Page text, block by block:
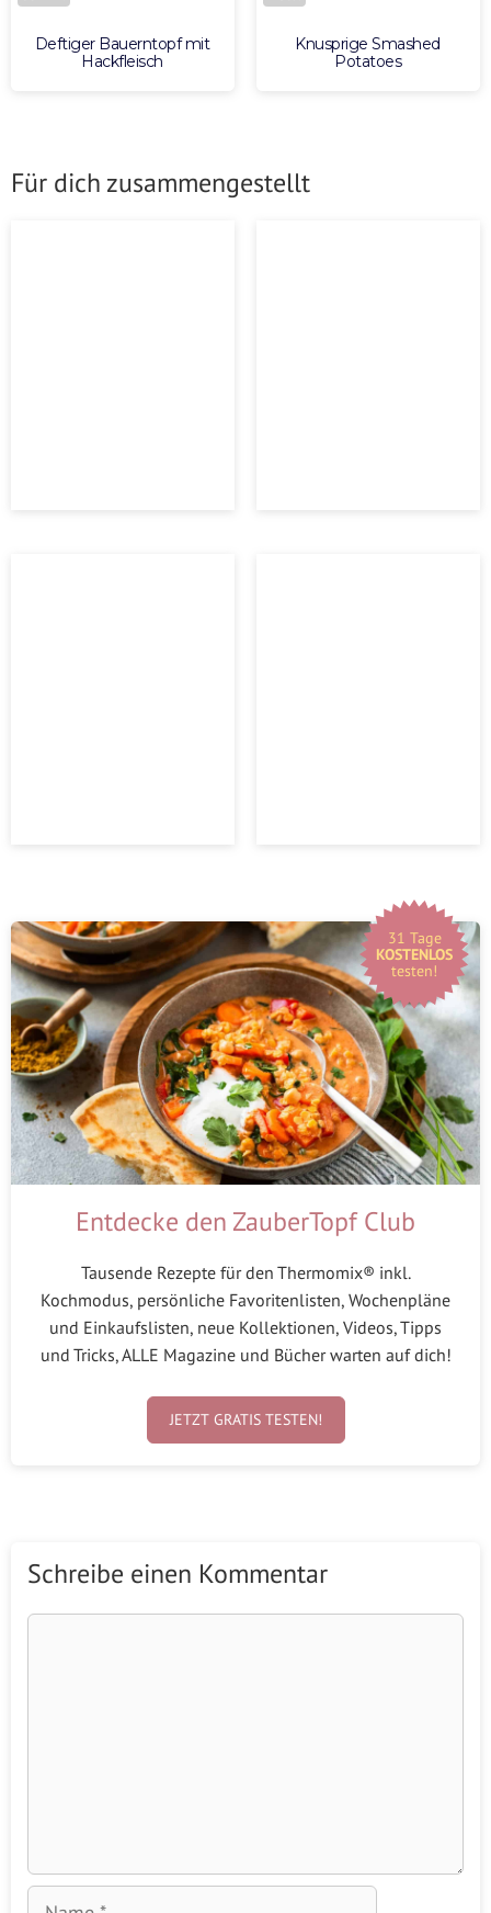
Deftiger Bauerntopf mit
Hackfleisch
Knusprige Smashed
Potatoes
Für dich zusammengestellt
31 Tage
KOSTENLOS
testen!
Entdecke den ZauberTopf Club
Tausende Rezepte für den Thermomix® inkl.
Kochmodus, persönliche Favoritenlisten, Wochenpläne
und Einkaufslisten, neue Kollektionen, Videos, Tipps
und Tricks, ALLE Magazine und Bücher warten auf dich!
JETZT GRATIS TESTEN!
Schreibe einen Kommentar
Kommentar
Name